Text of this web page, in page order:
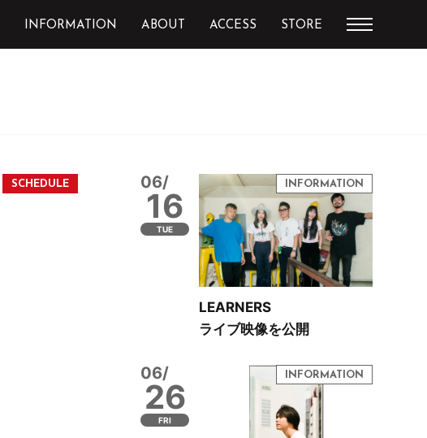
INFORMATION ABOUT ACCESS STORE
06/
16
TUE
LEARNERS
ライブ映像を公開
06/
26
FRI